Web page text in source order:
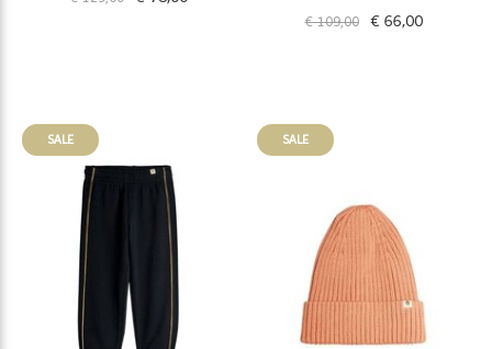
€ 109,00 € 66,00
SALE SALE